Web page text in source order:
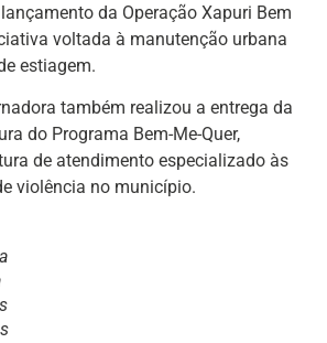
da Operação Xapuri Bem
voltada à manutenção urbana
estiagem.
também realizou a entrega da
do Programa Bem-Me-Quer,
de atendimento especializado às
violência no município.